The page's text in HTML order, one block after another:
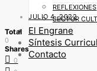
REFLEXIONES
SECTOR
El Engrane
Síntesis
Contacto
JULIO 4, 2022
Total
0
Shares
0